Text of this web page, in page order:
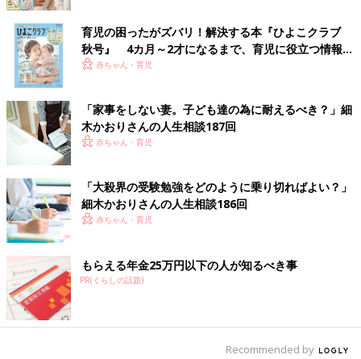
一男二女の母。細木数子のマネージャー兼アシスタントを経て、
六星占術の継承者に。母・数子の意思を継承し、個人鑑定と「六
星占術をヒントにより幸せな人生を」を柱とした講演会を行い、
さまざまな世代に、六星占術をどのように活かせるかを伝えてい
の共著で『新版 幸せになるため先祖の祀り方』『六星占術によ
るあなたの宿命』（すべて飛鳥新社刊）がある。また、2019年2
月にテレビ初出演を果たし、同年5月には初の冠番組を持ち、大
きな反響を得る。講演会の予定などは
育児の困ったがズバリ！解決する本『ひよこクラブ
秋号』 4カ月～2才になるまで、育児に役立つ情報が
いっぱい！
赤ちゃん・育児
「家事をしない妻。子ども達の為に耐えるべき？」細
木かおりさんの人生相談187回
赤ちゃん・育児
「大殺界の受験勉強をどのように乗り切ればよい？」
細木かおりさんの人生相談186回
赤ちゃん・育児
もらえる年金25万円以下の人が知るべき事
PR(くらしの話題)
Recommended by